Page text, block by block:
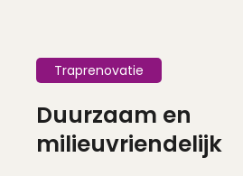
Traprenovatie
Duurzaam en
milieuvriendelijk